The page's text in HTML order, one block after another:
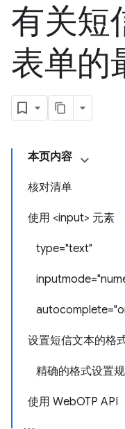
有关短
表单的
本页内容
核对清单
使用 <input> 元素
type="text"
设置短信文本的格
精确的格式设置
使用 WebOTP API